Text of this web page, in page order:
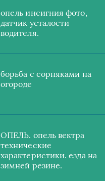
опель инсигния фото,
датчик усталости
водителя.
борьба с сорняками на
огороде
ОПЕЛЬ. опель вектра
технические
характеристики. езда на
зимней резине.